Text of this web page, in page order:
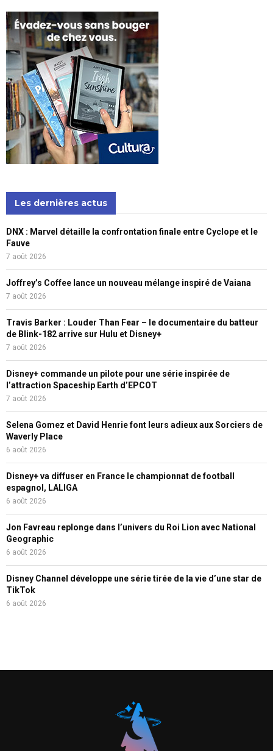
Les dernières actus
DNX : Marvel détaille la confrontation finale entre Cyclope et le
Fauve
7 août 2026
Joffrey’s Coffee lance un nouveau mélange inspiré de Vaiana
7 août 2026
Travis Barker : Louder Than Fear – le documentaire du batteur
de Blink-182 arrive sur Hulu et Disney+
7 août 2026
Disney+ commande un pilote pour une série inspirée de
l’attraction Spaceship Earth d’EPCOT
7 août 2026
Selena Gomez et David Henrie font leurs adieux aux Sorciers de
Waverly Place
6 août 2026
Disney+ va diffuser en France le championnat de football
espagnol, LALIGA
6 août 2026
Jon Favreau replonge dans l’univers du Roi Lion avec National
Geographic
6 août 2026
Disney Channel développe une série tirée de la vie d’une star de
TikTok
6 août 2026